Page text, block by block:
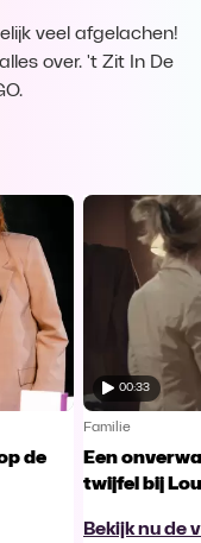
veel afgelachen!
over. 't Zit In De
de
00:33
Familie
Een
twijfel bij
Bekijk nu de